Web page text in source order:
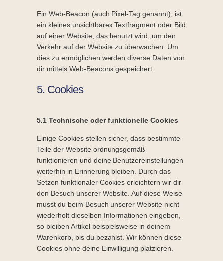
Ein Web-Beacon (auch Pixel-Tag genannt), ist
ein kleines unsichtbares Textfragment oder Bild
auf einer Website, das benutzt wird, um den
Verkehr auf der Website zu überwachen. Um
dies zu ermöglichen werden diverse Daten von
dir mittels Web-Beacons gespeichert.
5. Cookies
5.1 Technische oder funktionelle Cookies
Einige Cookies stellen sicher, dass bestimmte
Teile der Website ordnungsgemäß
funktionieren und deine Benutzereinstellungen
weiterhin in Erinnerung bleiben. Durch das
Setzen funktionaler Cookies erleichtern wir dir
den Besuch unserer Website. Auf diese Weise
musst du beim Besuch unserer Website nicht
wiederholt dieselben Informationen eingeben,
so bleiben Artikel beispielsweise in deinem
Warenkorb, bis du bezahlst. Wir können diese
Cookies ohne deine Einwilligung platzieren.